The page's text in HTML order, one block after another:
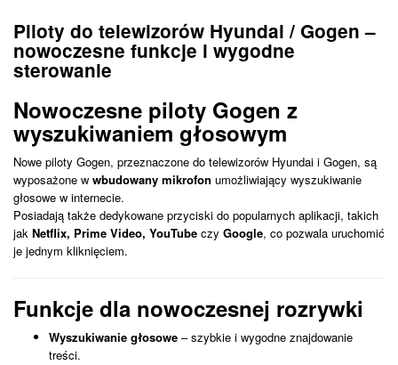
Piloty do telewizorów Hyundai / Gogen –
nowoczesne funkcje i wygodne
sterowanie
Nowoczesne piloty Gogen z
wyszukiwaniem głosowym
Nowe piloty Gogen, przeznaczone do telewizorów Hyundai i Gogen, są
wyposażone w wbudowany mikrofon umożliwiający wyszukiwanie
głosowe w internecie.
Posiadają także dedykowane przyciski do popularnych aplikacji, takich
jak Netflix, Prime Video, YouTube czy Google, co pozwala uruchomić
je jednym kliknięciem.
Funkcje dla nowoczesnej rozrywki
Wyszukiwanie głosowe – szybkie i wygodne znajdowanie
treści.